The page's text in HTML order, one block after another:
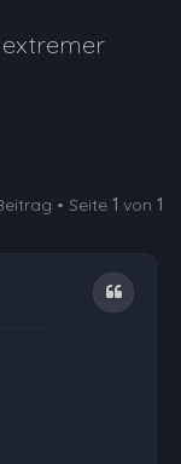
extremer
• Seite 1 von 1
Zitat